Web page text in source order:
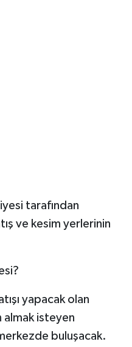
tarafından
ve kesim yerlerinin
yapacak olan
almak isteyen
buluşacak.